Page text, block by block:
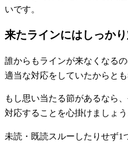
いです。
来たラインにはしっか
誰からもラインが来なくなる
適当な対応をしていたからとも
もし思い当たる節があるなら
対応することを心掛けましょう
未読・既読スルーしたりせず1